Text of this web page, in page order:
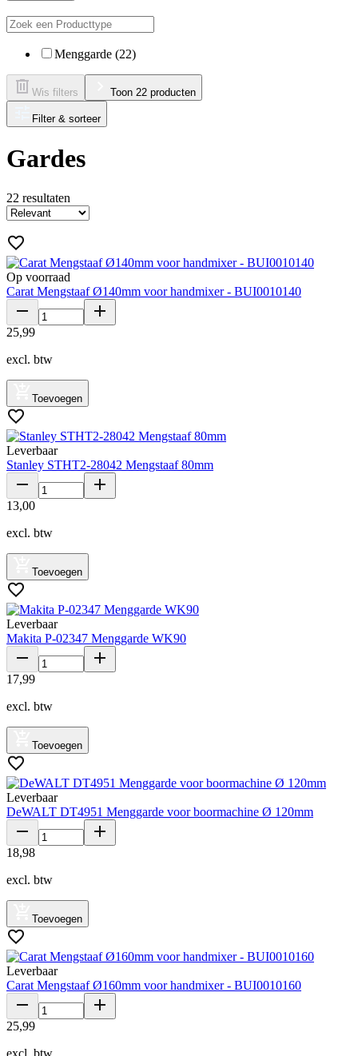
Menggarde (22)
Wis filters Toon 22 producten
Filter & sorteer
Gardes
22 resultaten
Op voorraad
Carat Mengstaaf Ø140mm voor handmixer - BUI0010140
25,99
excl. btw
Toevoegen
Leverbaar
Stanley STHT2-28042 Mengstaaf 80mm
13,00
excl. btw
Toevoegen
Leverbaar
Makita P-02347 Menggarde WK90
17,99
excl. btw
Toevoegen
Leverbaar
DeWALT DT4951 Menggarde voor boormachine Ø 120mm
18,98
excl. btw
Toevoegen
Leverbaar
Carat Mengstaaf Ø160mm voor handmixer - BUI0010160
25,99
excl. btw